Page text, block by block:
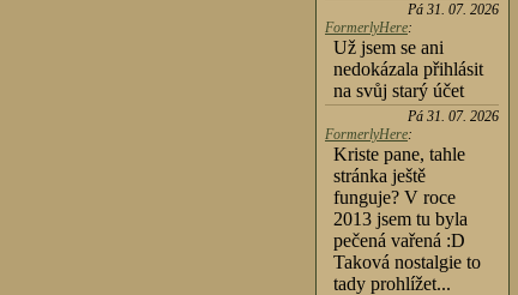
Pá 31. 07. 2026
FormerlyHere:
Už jsem se ani
nedokázala přihlásit
na svůj starý účet
Pá 31. 07. 2026
FormerlyHere:
Kriste pane, tahle
stránka ještě
funguje? V roce
2013 jsem tu byla
pečená vařená :D
Taková nostalgie to
tady prohlížet...